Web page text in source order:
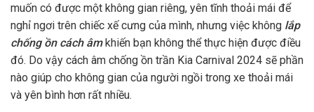
muốn có được một không gian riêng, yên tĩnh thoải mái để
nghỉ ngơi trên chiếc xế cưng của mình, nhưng việc không lắp
chống ồn cách âmkhiến bạn không thể thực hiện được điều
đó. Do vậy cách âm chống ồn trần Kia Carnival 2024 sẽ phần
nào giúp cho không gian của người ngồi trong xe thoải mái
và yên bình hơn rất nhiều.